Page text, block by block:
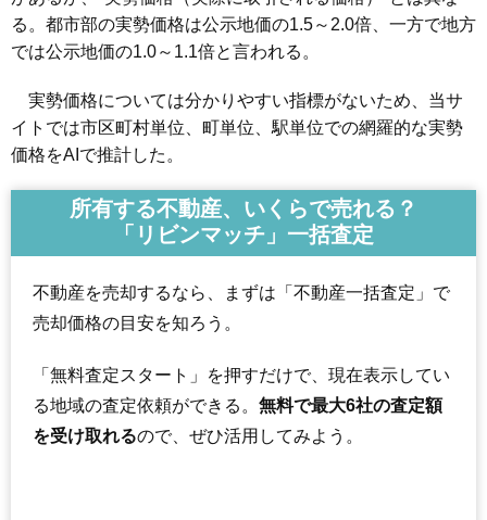
る。都市部の実勢価格は公示地価の1.5～2.0倍、一方で地方
では公示地価の1.0～1.1倍と言われる。
実勢価格については分かりやすい指標がないため、当サ
イトでは市区町村単位、町単位、駅単位での網羅的な実勢
価格をAIで推計した。
所有する不動産、いくらで売れる？
「リビンマッチ」一括査定
不動産を売却するなら、まずは「不動産一括査定」で
売却価格の目安を知ろう。
「無料査定スタート」を押すだけで、現在表示してい
る地域の査定依頼ができる。 無料で最大6社の査定額
を受け取れるので、ぜひ活用してみよう。